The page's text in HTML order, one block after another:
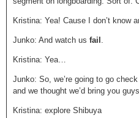
Kristina: Yea! Cause I don’t know
Junko: And watch us fail .
Kristina: Yea…
Junko: So, we’re going to go
and we thought we’d bring you
Kristina: explore Shibuya